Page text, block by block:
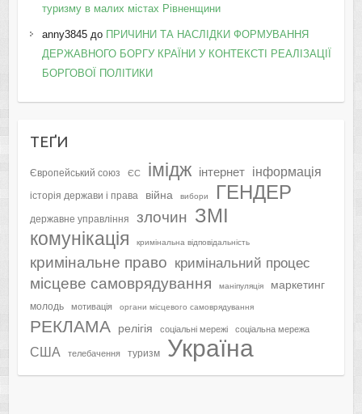
туризму в малих містах Рівненщини
anny3845до ПРИЧИНИ ТА НАСЛІДКИ ФОРМУВАННЯ
ДЕРЖАВНОГО БОРГУ КРАЇНИ У КОНТЕКСТІ РЕАЛІЗАЦІЇ
БОРГОВОЇ ПОЛІТИКИ
ТЕҐИ
Європейський союз ЄС імідж інтернет інформація
історія держави і права війна вибори ГЕНДЕР
державне управління злочин ЗМІ
комунікація кримінальна відповідальність
кримінальне право кримінальний процес
місцеве самоврядування маніпуляція маркетинг
молодь мотивація органи місцевого самоврядування
РЕКЛАМА релігія соціальні мережі соціальна мережа
США телебачення туризм Україна